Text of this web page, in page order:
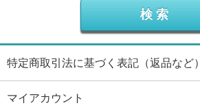
特定商取引法に基づく表記（返品など）
マイアカウント